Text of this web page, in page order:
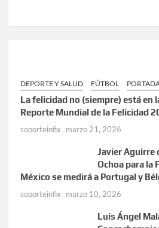
DEPORTE Y SALUD FÚTBOL
La felicidad no (siempre) está en
Reporte Mundial de la Felicidad
soporteinfix marzo 21, 2026
Javier Aguirre
Ochoa para la
México se medirá a Portugal y
soporteinfix marzo 10, 2026
Luis Ángel